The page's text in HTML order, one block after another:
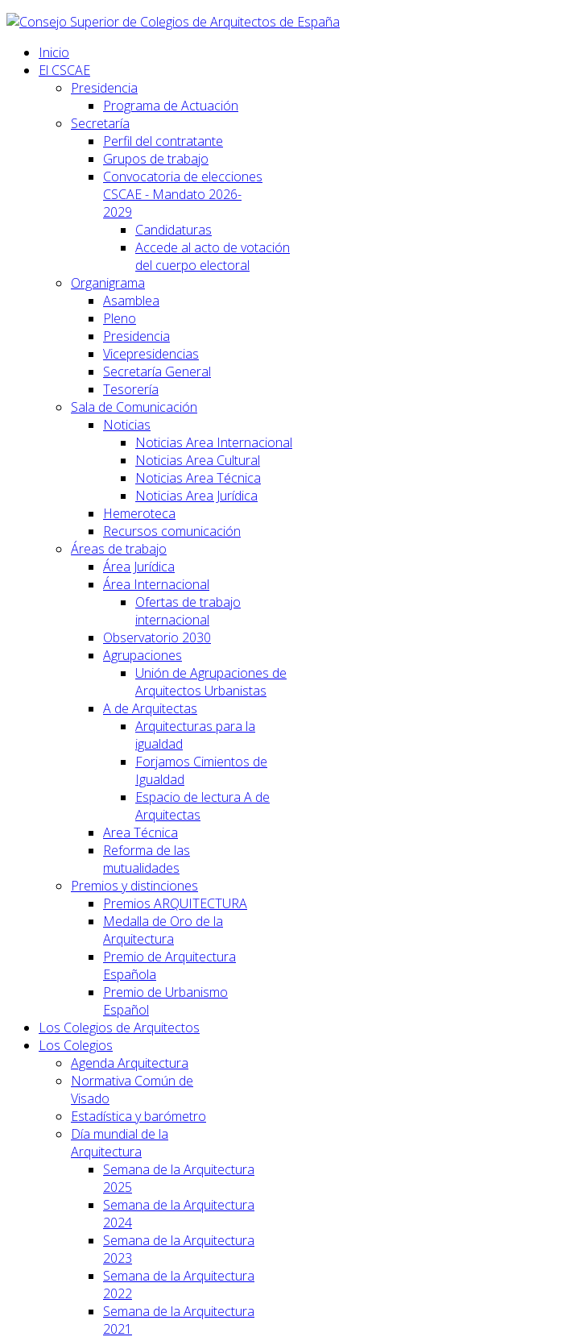
Inicio
El CSCAE
Presidencia
Programa de Actuación
Secretaría
Perfil del contratante
Grupos de trabajo
Convocatoria de elecciones
CSCAE - Mandato 2026-
2029
Candidaturas
Accede al acto de votación
del cuerpo electoral
Organigrama
Asamblea
Pleno
Presidencia
Vicepresidencias
Secretaría General
Tesorería
Sala de Comunicación
Noticias
Noticias Area Internacional
Noticias Area Cultural
Noticias Area Técnica
Noticias Area Jurídica
Hemeroteca
Recursos comunicación
Áreas de trabajo
Área Jurídica
Área Internacional
Ofertas de trabajo
internacional
Observatorio 2030
Agrupaciones
Unión de Agrupaciones de
Arquitectos Urbanistas
A de Arquitectas
Arquitecturas para la
igualdad
Forjamos Cimientos de
Igualdad
Espacio de lectura A de
Arquitectas
Area Técnica
Reforma de las
mutualidades
Premios y distinciones
Premios ARQUITECTURA
Medalla de Oro de la
Arquitectura
Premio de Arquitectura
Española
Premio de Urbanismo
Español
Los Colegios de Arquitectos
Los Colegios
Agenda Arquitectura
Normativa Común de
Visado
Estadística y barómetro
Día mundial de la
Arquitectura
Semana de la Arquitectura
2025
Semana de la Arquitectura
2024
Semana de la Arquitectura
2023
Semana de la Arquitectura
2022
Semana de la Arquitectura
2021